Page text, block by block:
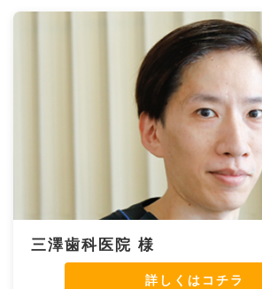
三澤歯科医院 様
詳しくはコチラ